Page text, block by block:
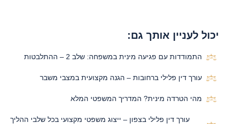
יכול לעניין אותך גם:
התמודדות עם פגיעה מינית במשפחה: שלב 2 – ההתלבטות
עורך דין פלילי ברחובות – הגנה מקצועית במצבי משבר
מהי הטרדה מינית? המדריך המשפטי המלא
עורך דין פלילי בצפון – ייצוג משפטי מקצועי בכל שלבי ההליך